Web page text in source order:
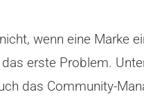
wenn eine Marke
erste Problem.
das Community-